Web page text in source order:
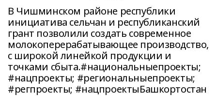
В Чишминском районе республики
инициатива сельчан и республиканский
грант позволили создать современное
молокоперерабатывающее производство,
с широкой линейкой продукции и
точками сбыта.#национальныепроекты;
#нацпроекты; #региональныепроекты;
#регпроекты; #нацпроектыБашкортостан